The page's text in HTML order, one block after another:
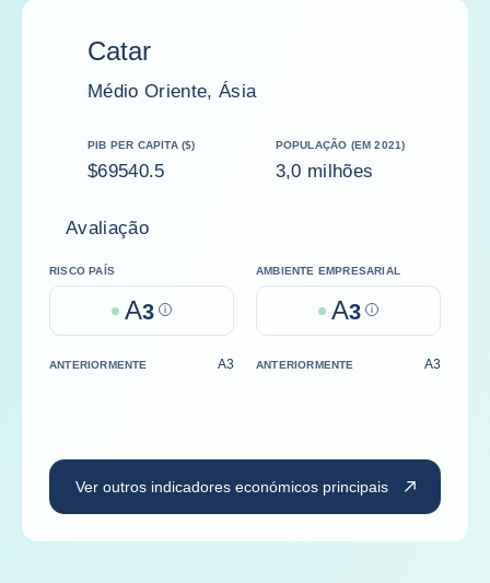
Catar
Médio Oriente, Ásia
PIB PER CAPITA ($)
$69540.5
POPULAÇÃO (EM 2021)
3,0 milhões
Avaliação
RISCO PAÍS
A3 Help
AMBIENTE EMPRESARIAL
A3 Help
ANTERIORMENTE A3 ANTERIORMENTE A3
Ver outros indicadores económicos principais